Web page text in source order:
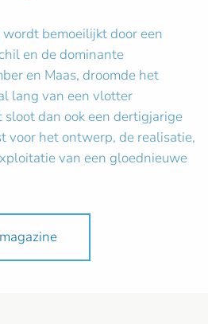
bemoeilijkt door een
en de dominante
en Maas, droomde het
lang van een vlotter
dan ook een dertigjarige
voor het ontwerp, de realisatie,
van een gloednieuwe